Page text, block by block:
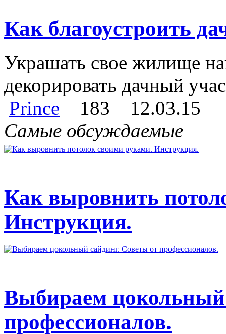
Как благоустроить
Украшать свое жилище
декорировать дачный
Prince
183
12.03.15
Самые обсуждаемые
Как выровнить
Инструкция.
Выбираем цокольный
профессионалов.